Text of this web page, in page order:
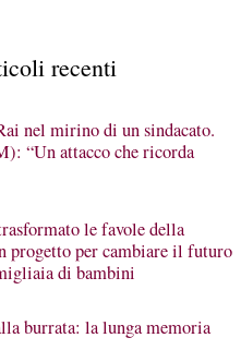
recenti
nel mirino di un sindacato.
“Un attacco che ricorda
le favole della
progetto per cambiare il futuro
di bambini
burrata: la lunga memoria